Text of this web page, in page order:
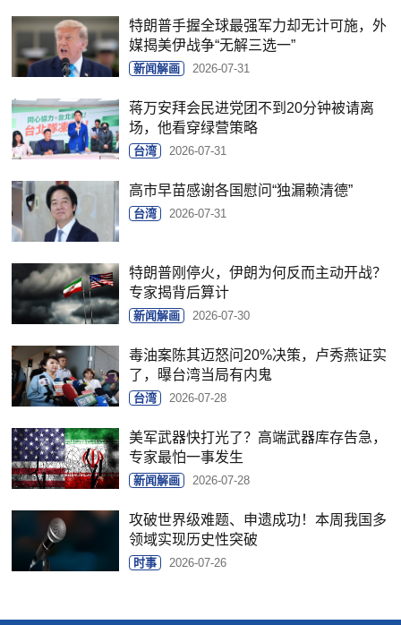
特朗普手握全球最强军力却无计可施，外
媒揭美伊战争“无解三选一”
新闻解画 2026-07-31
蒋万安拜会民进党团不到20分钟被请离
场，他看穿绿营策略
台湾 2026-07-31
高市早苗感谢各国慰问“独漏赖清德”
台湾 2026-07-31
特朗普刚停火，伊朗为何反而主动开战？
专家揭背后算计
新闻解画 2026-07-30
毒油案陈其迈怒问20%决策，卢秀燕证实
了，曝台湾当局有内鬼
台湾 2026-07-28
美军武器快打光了？高端武器库存告急，
专家最怕一事发生
新闻解画 2026-07-28
攻破世界级难题、申遗成功！本周我国多
领域实现历史性突破
时事 2026-07-26